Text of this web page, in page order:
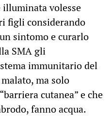
illuminata volesse
figli considerando
sintomo e curarlo
SMA gli
immunitario del
ma solo
cutanea” e che
fanno acqua.